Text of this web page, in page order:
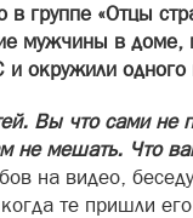
группе «Отцы
мужчины в
окружили одного
Вы что сами не
не мешать. Что
на видео,
те пришли